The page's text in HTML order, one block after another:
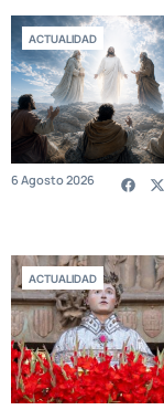
ACTUALIDAD
6 Agosto 2026
ACTUALIDAD